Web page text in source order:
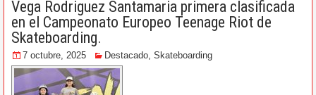
Vega Rodriguez Santamaria primera clasificada
en el Campeonato Europeo Teenage Riot de
Skateboarding.
7 octubre, 2025 Destacado Skateboarding